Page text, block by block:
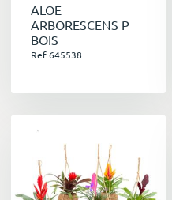
ALOE
ARBORESCENS P
BOIS
Ref 645538